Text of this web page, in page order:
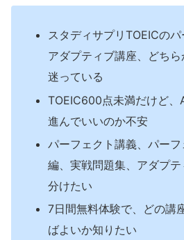
スタディサプリTOEICの
アダプティブ講座、どち
迷っている
TOEIC600点未満だけど、
進んでいいのか不安
パーフェクト講義、パー
編、実戦問題集、アダプ
分けたい
7日間無料体験で、どの講
ばよいか知りたい